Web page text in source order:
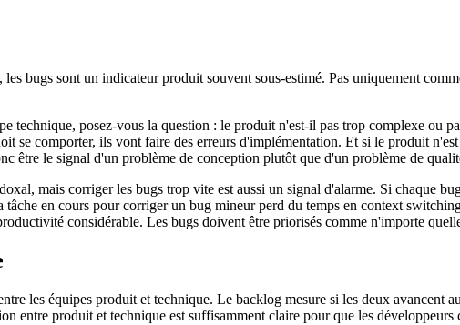
bugs sont un indicateur produit souvent sous-estimé. Pas uniquement
technique, posez-vous la question : le produit n'est-il pas trop complexe ou
se comporter, ils vont faire des erreurs d'implémentation. Et si le produit
être le signal d'un problème de conception plutôt que d'un problème de
mais corriger les bugs trop vite est aussi un signal d'alarme. Si chaque
tâche en cours pour corriger un bug mineur perd du temps en context
considérable. Les bugs doivent être priorisés comme n'importe
les équipes produit et technique. Le backlog mesure si les deux avancent
entre produit et technique est suffisamment claire pour que les